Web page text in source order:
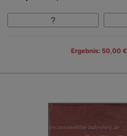
Ergebnis: 50,00 €